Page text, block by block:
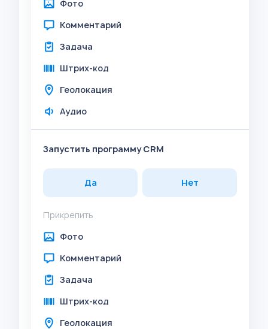
Фото
Комментарий
Задача
Штрих-код
Геолокация
Аудио
Запустить программу CRM
Да Нет
Прикрепить
Фото
Комментарий
Задача
Штрих-код
Геолокация